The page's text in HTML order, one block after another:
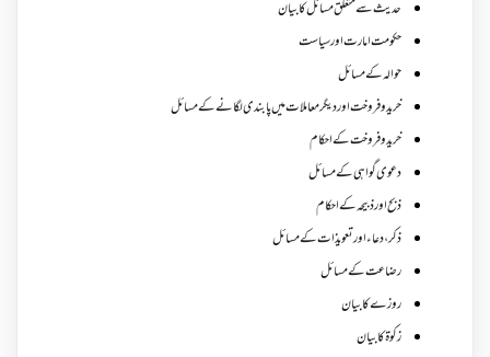
حدیث سے متعلق مسائل کا بیان
حکومت امارت اور سیاست
حوالہ کے مسائل
خرید و فروخت اور دیگر معاملات میں پابندی لگانے کے مسائل
خرید و فروخت کے احکام
دعوی گواہی کے مسائل
ذبح اور ذبیحہ کے احکام
ذکر،دعاء اور تعویذات کے مسائل
رضاعت کے مسائل
روزے کا بیان
زکوة کابیان